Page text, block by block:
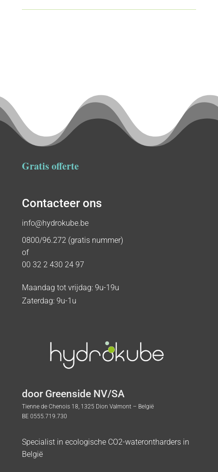
door Greenside NV/SA
Tienne de Chenois 18, 1325 Dion Valmont – België
BE 0555.719.730
Specialist in ecologische CO2-waterontharders in
België
Contacteer ons
info@hydrokube.be
0800/96.272 (gratis nummer)
of
00 32 2 430 24 97
Maandag tot vrijdag: 9u-19u
Zaterdag: 9u-1u
Gratis offerte